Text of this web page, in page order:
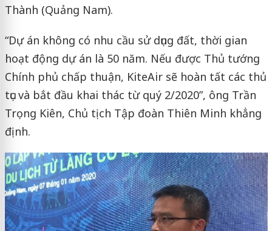
Thành (Quảng Nam).
“Dự án không có nhu cầu sử dụng đất, thời gian
hoạt động dự án là 50 năm. Nếu được Thủ tướng
Chính phủ chấp thuận, KiteAir sẽ hoàn tất các thủ
tục và bắt đầu khai thác từ quý 2/2020”, ông Trần
Trọng Kiên, Chủ tịch Tập đoàn Thiên Minh khẳng
định.